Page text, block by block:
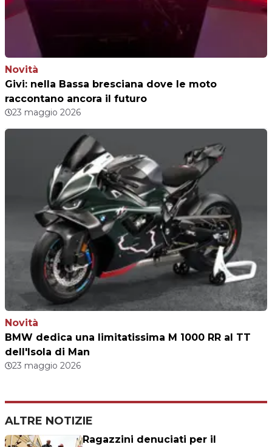
Novità
Givi: nella Bassa bresciana dove le moto
raccontano ancora il futuro
23 maggio 2026
Novità
BMW dedica una limitatissima M 1000 RR al TT
dell'Isola di Man
23 maggio 2026
ALTRE NOTIZIE
Ragazzini denuciati per il